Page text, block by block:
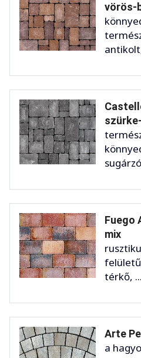
vörös-
Fuego
mix
térkő, ...
Arte
a